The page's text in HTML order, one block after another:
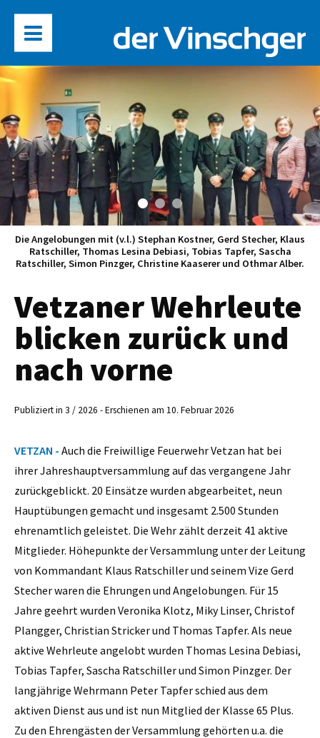
Die Angelobungen mit (v.l.) Stephan Kostner, Gerd Stecher, Klaus
Ratschiller, Thomas Lesina Debiasi, Tobias Tapfer, Sascha
Ratschiller, Simon Pinzger, Christine Kaaserer und Othmar Alber.
Vetzaner Wehrleute
blicken zurück und
nach vorne
Publiziert in 3 / 2026 - Erschienen am 10. Februar 2026
VETZAN - Auch die Freiwillige Feuerwehr Vetzan hat bei
ihrer Jahreshauptversammlung auf das vergangene Jahr
zurückgeblickt. 20 Einsätze wurden abgearbeitet, neun
Hauptübungen gemacht und insgesamt 2.500 Stunden
ehrenamtlich geleistet. Die Wehr zählt derzeit 41 aktive
Mitglieder. Höhepunkte der Versammlung unter der Leitung
von Kommandant Klaus Ratschiller und seinem Vize Gerd
Stecher waren die Ehrungen und Angelobungen. Für 15
Jahre geehrt wurden Veronika Klotz, Miky Linser, Christof
Plangger, Christian Stricker und Thomas Tapfer. Als neue
aktive Wehrleute angelobt wurden Thomas Lesina Debiasi,
Tobias Tapfer, Sascha Ratschiller und Simon Pinzger. Der
langjährige Wehrmann Peter Tapfer schied aus dem
aktiven Dienst aus und ist nun Mitglied der Klasse 65 Plus.
Zu den Ehrengästen der Versammlung gehörten u.a. die